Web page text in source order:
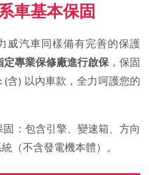
車基本保固
威汽車同樣備有完善的保護
定專業保修廠進行啟保 ，保固
含) 以內車款，全力呵護您的
：包含引擎、變速箱、方向
（不含發電機本體）。